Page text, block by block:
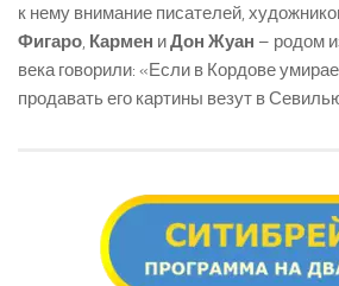
к нему внимание писателей,
Фигаро, Кармен иДон Жуан – родом
века говорили: «Если в Кордове
продавать его картины везут в